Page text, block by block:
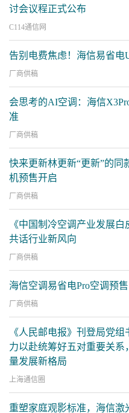
讨会议程正式公布
C114通信网
告别电费焦虑！海信易省电
厂商供稿
会思考的AI空调：海信
准
厂商供稿
快来更新林更新“更新”的同
机预售开启
厂商供稿
《中国制冷空调产业发展
共话行业新风向
厂商供稿
海信空调易省电Pro空调预
厂商供稿
《人民邮电报》刊登局党
力以赴统筹好五对重要关
量发展新格局
上海通信圈
重塑家庭观影标准，海信